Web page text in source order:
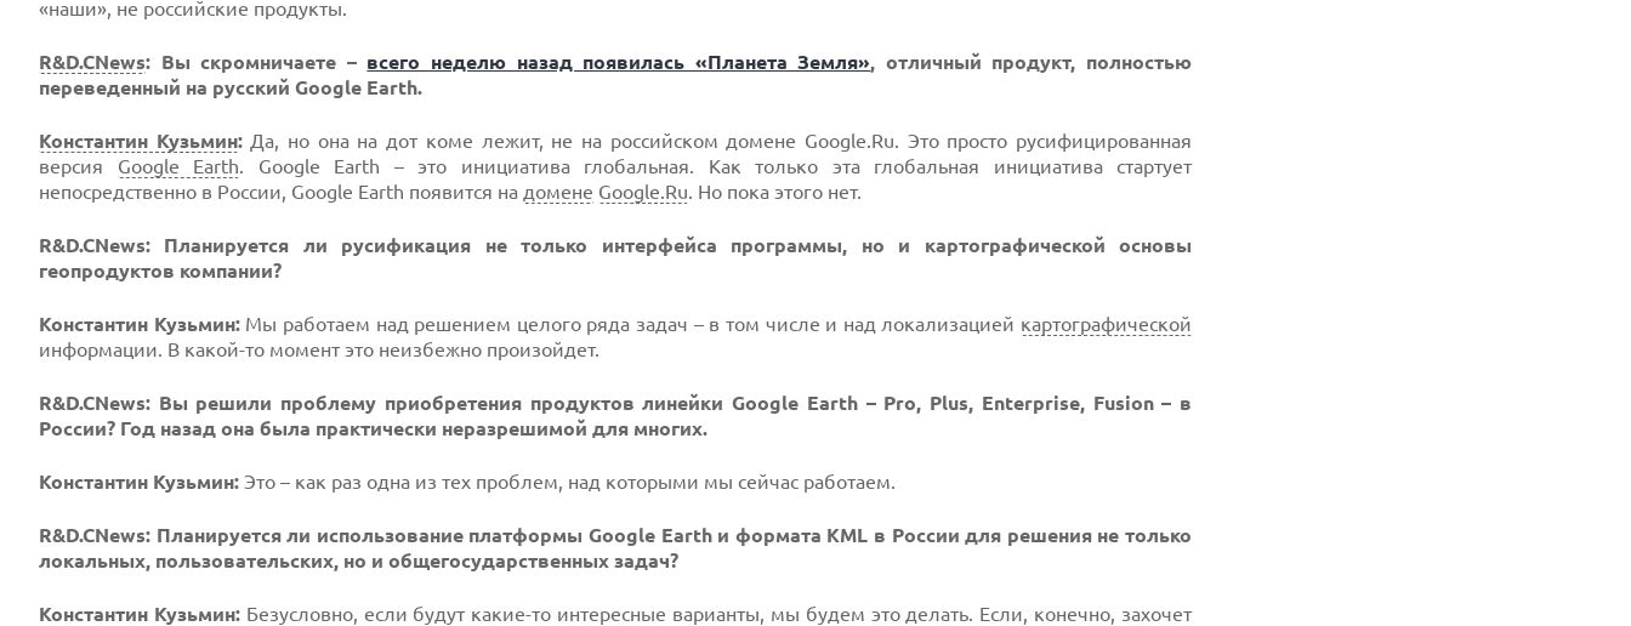
«наши», не российские продукты.
R&D.CNews: Вы скромничаете – всего неделю назад появилась «Планета Земля», отличный продукт, полностью
переведенный на русский Google Earth.
Константин Кузьмин:Да, но она на дот коме лежит, не на российском домене Google.Ru. Это просто русифицированная
версия Google Earth. Google Earth – это инициатива глобальная. Как только эта глобальная инициатива стартует
непосредственно в России, Google Earth появится на домене Google.Ru. Но пока этого нет.
R&D.CNews: Планируется ли русификация не только интерфейса программы, но и картографической основы
геопродуктов компании?
Константин Кузьмин:Мы работаем над решением целого ряда задач – в том числе и над локализацией картографической
информации. В какой-то момент это неизбежно произойдет.
R&D.CNews: Вы решили проблему приобретения продуктов линейки Google Earth – Pro, Plus, Enterprise, Fusion – в
России? Год назад она была практически неразрешимой для многих.
Константин Кузьмин: Это – как раз одна из тех проблем, над которыми мы сейчас работаем.
R&D.CNews: Планируется ли использование платформы Google Earth и формата KML в России для решения не только
локальных, пользовательских, но и общегосударственных задач?
Константин Кузьмин:Безусловно, если будут какие-то интересные варианты, мы будем это делать. Если, конечно, захочет